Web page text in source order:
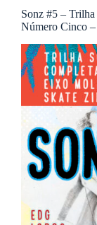
Sonz #5 –
Número Cinco